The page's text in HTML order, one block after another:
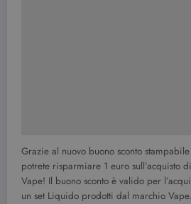
Grazie al nuovo buono sconto
potrete risparmiare 1 euro sull’acquisto
Vape! Il buono sconto è valido per
un set Liquido prodotti dal marchio Vape.